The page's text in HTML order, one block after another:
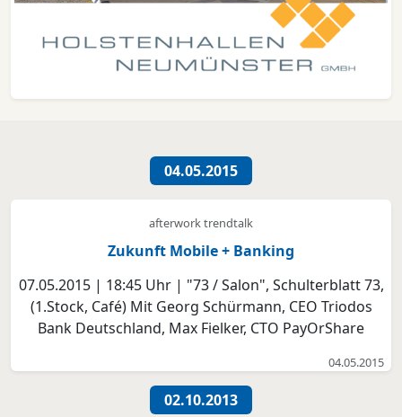
04.05.2015
afterwork trendtalk
Zukunft Mobile + Banking
07.05.2015 | 18:45 Uhr | "73 / Salon", Schulterblatt 73,
(1.Stock, Café) Mit Georg Schürmann, CEO Triodos
Bank Deutschland, Max Fielker, CTO PayOrShare
Business, Trends, Markt, Wirtschaft, Marketing, PR,
Politik, mehr ... Personal Banking, Crowd Ban...
04.05.2015
02.10.2013